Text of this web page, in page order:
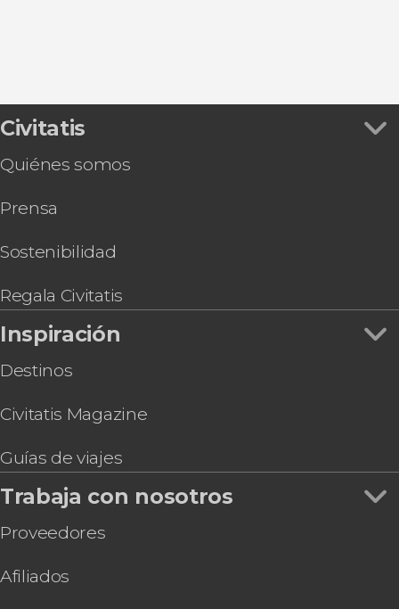
Civitatis
Quiénes somos
Prensa
Sostenibilidad
Regala Civitatis
Inspiración
Destinos
Civitatis Magazine
Guías de viajes
Trabaja con nosotros
Proveedores
Afiliados